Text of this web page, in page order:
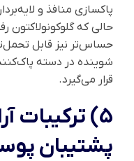
پاکسازی منافذ و
حالی که گلوکونولاکتون
حساس‌تر نیز قابل
شوینده در دسته
قرار می‌گیرد.
5)
پشتیبان